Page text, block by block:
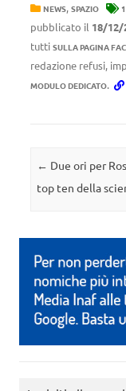
NEWS, SPAZIO
pubblicato il 18/12/
tutti SULLA PAGINA
redazione refusi,
MODULO DEDICATO.
Navigazione
← Due ori per
top ten della